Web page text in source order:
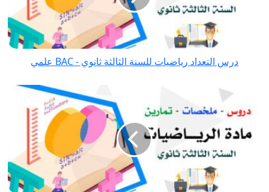
درس التعداد رياضيات للسنة الثالثة ثانوي - BAC علمي
درس الاحتمال
والمتغير
العشوائي
رياضيات